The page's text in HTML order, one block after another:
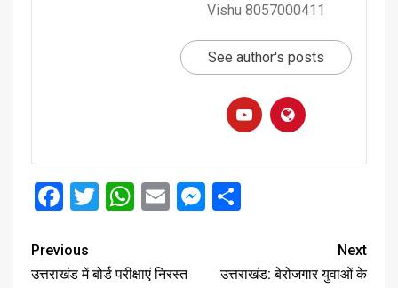
Vishu 8057000411
See author's posts
Facebook
Twitter
WhatsApp
EmailMessenger
Previous
उत्तराखंड में बोर्ड परीक्षाएं निरस्त
Next
उत्तराखंड: बेरोजगार युवाओं के